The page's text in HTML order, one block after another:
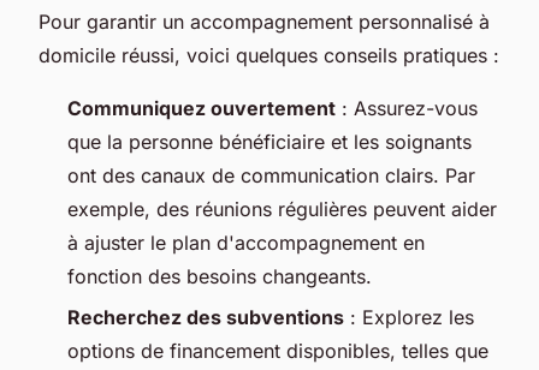
Pour garantir un accompagnement personnalisé à
domicile réussi, voici quelques conseils pratiques :
Communiquez ouvertement : Assurez-vous
que la personne bénéficiaire et les soignants
ont des canaux de communication clairs. Par
exemple, des réunions régulières peuvent aider
à ajuster le plan d'accompagnement en
fonction des besoins changeants.
Recherchez des subventions : Explorez les
options de financement disponibles, telles que